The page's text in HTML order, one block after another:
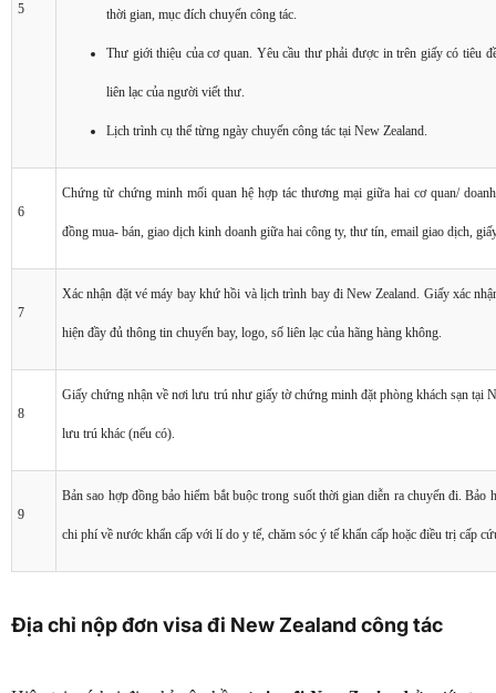
5 thời gian, mục đích chuyến công tác.
Thư giới thiệu của cơ quan. Yêu cầu thư phải được in trên giấy có tiêu
liên lạc của người viết thư.
Lịch trình cụ thể từng ngày chuyến công tác tại New Zealand.
6
Chứng từ chứng minh mối quan hệ hợp tác thương mại giữa hai cơ quan/
đồng mua- bán, giao dịch kinh doanh giữa hai công ty, thư tín, email giao dịch,
7
Xác nhận đặt vé máy bay khứ hồi và lịch trình bay đi New Zealand. Giấy xác
hiện đầy đủ thông tin chuyến bay, logo, số liên lạc của hãng hàng không.
8
Giấy chứng nhận về nơi lưu trú như giấy tờ chứng minh đặt phòng khách sạn tại
lưu trú khác (nếu có).
9
Bản sao hợp đồng bảo hiểm bắt buộc trong suốt thời gian diễn ra chuyến đi. Bảo
chi phí về nước khẩn cấp với lí do y tế, chăm sóc ý tế khẩn cấp hoặc điều trị cấp
Địa chỉ nộp đơn visa đi New Zealand công tác